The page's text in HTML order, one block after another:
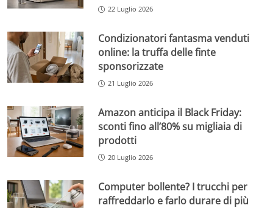
22 Luglio 2026
Condizionatori fantasma venduti
online: la truffa delle finte
sponsorizzate
21 Luglio 2026
Amazon anticipa il Black Friday:
sconti fino all’80% su migliaia di
prodotti
20 Luglio 2026
Computer bollente? I trucchi per
raffreddarlo e farlo durare di più